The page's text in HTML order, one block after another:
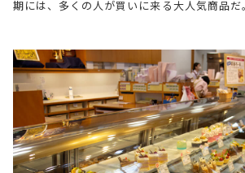
期には、多くの人が買いに来る大人気商品だ。